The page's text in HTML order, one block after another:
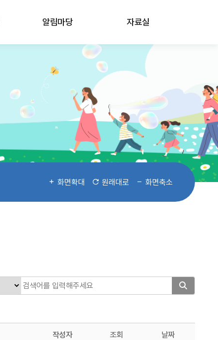
알림마당 자료실
화면확대 원래대로 화면축소
작성자 조회 날짜